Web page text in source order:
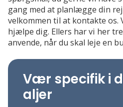
gang med at planlægge din
velkommen til at kontakte os.
hjælpe dig. Ellers har vi her
anvende, når du skal leje en
Vær specifik i
aljer